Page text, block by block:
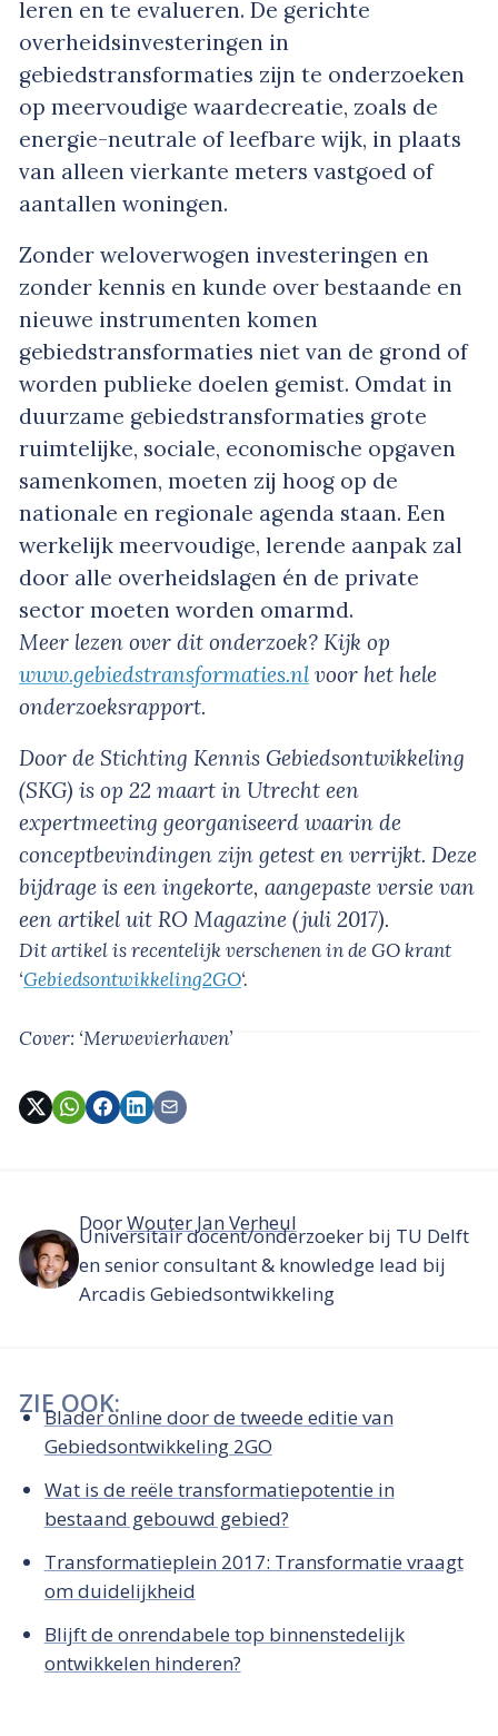
leren en te evalueren. De gerichte
overheidsinvesteringen in
gebiedstransformaties zijn te onderzoeken
op meervoudige waardecreatie, zoals de
energie-neutrale of leefbare wijk, in plaats
van alleen vierkante meters vastgoed of
aantallen woningen.
Zonder weloverwogen investeringen en
zonder kennis en kunde over bestaande en
nieuwe instrumenten komen
gebiedstransformaties niet van de grond of
worden publieke doelen gemist. Omdat in
duurzame gebiedstransformaties grote
ruimtelijke, sociale, economische opgaven
samenkomen, moeten zij hoog op de
nationale en regionale agenda staan. Een
werkelijk meervoudige, lerende aanpak zal
door alle overheidslagen én de private
sector moeten worden omarmd.
Meer lezen over dit onderzoek? Kijk op
www.gebiedstransformaties.nl voor het hele
onderzoeksrapport.
Door de Stichting Kennis Gebiedsontwikkeling
(SKG) is op 22 maart in Utrecht een
expertmeeting georganiseerd waarin de
conceptbevindingen zijn getest en verrijkt. Deze
bijdrage is een ingekorte, aangepaste versie van
een artikel uit RO Magazine (juli 2017).
Dit artikel isrecentelijk verschenen in de GO krant
‘Gebiedsontwikkeling2GO‘.
Cover: ‘Merwevierhaven’
DoorWouter Jan Verheul
Universitair docent/onderzoeker bij TU Delft
en senior consultant & knowledge lead bij
Arcadis Gebiedsontwikkeling
ZIE OOK:
Blader online door de tweede editie van
Gebiedsontwikkeling 2GO
Wat is de reële transformatiepotentie in
bestaand gebouwd gebied?
Transformatieplein 2017: Transformatie vraagt
om duidelijkheid
Blijft de onrendabele top binnenstedelijk
ontwikkelen hinderen?